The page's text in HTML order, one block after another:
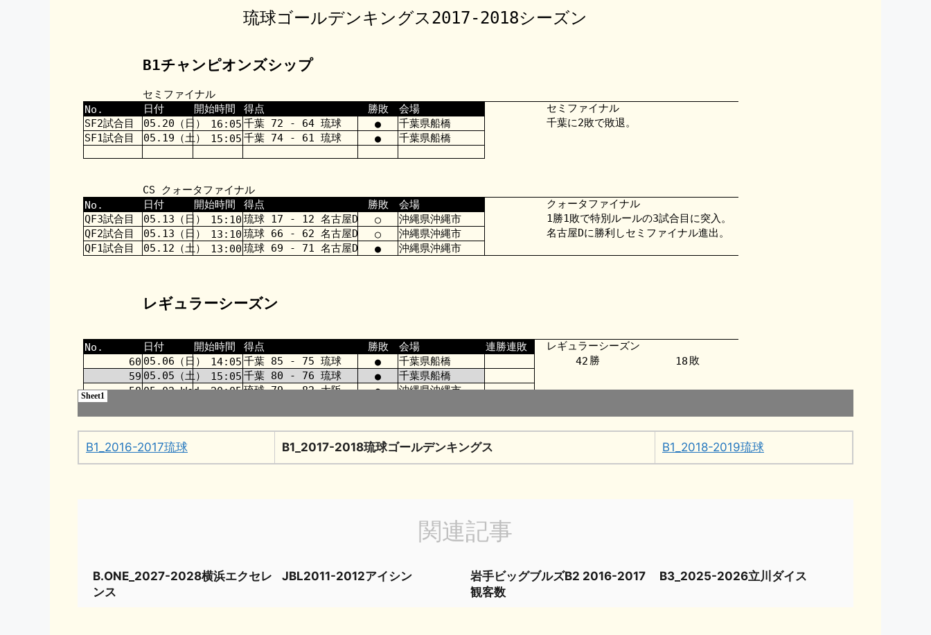
B1_2016-2017琉球 B1_2017-2018琉球ゴールデンキングス B1_2018-2019琉球
関連記事
B.ONE_2027-2028横浜エクセレ
ンス
JBL2011-2012アイシン
岩手ビッグブルズB2 2016-2017
観客数
B3_2025-2026立川ダイス